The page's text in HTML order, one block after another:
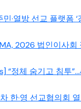
·열방 선교 플랫폼 ‘
2026 법인이사회
정체 숨기고 침투”…
한·영 선교협의회